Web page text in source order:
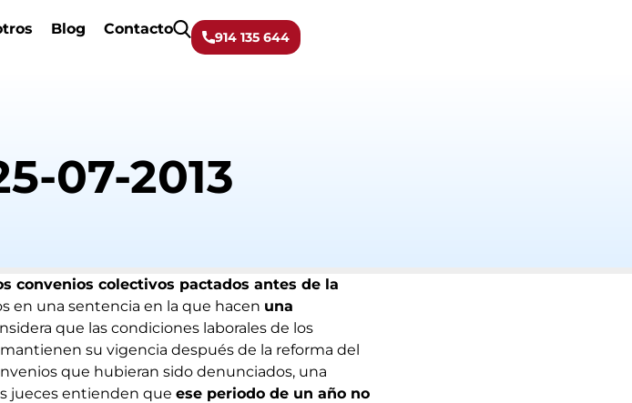
Blog Contacto 914 135 644
07-2013
convenios colectivos pactados antes de la
en una sentencia en la que hacen una
que las condiciones laborales de los
su vigencia después de la reforma del
que hubieran sido denunciados, una
jueces entienden que ese periodo de un año no